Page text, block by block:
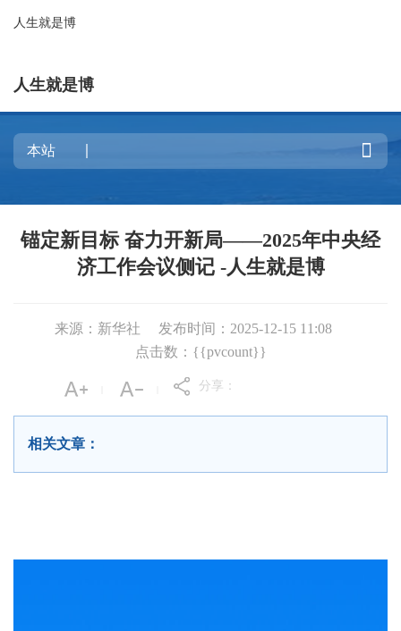
人生就是博
人生就是博

锚定新目标 奋力开新局——2025年中央经
济工作会议侧记 -人生就是博
来源：新华社
发布时间：2025-12-15 11:08
点击数：{{pvcount}}
分享：
相关文章：